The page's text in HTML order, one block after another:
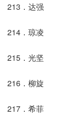
213．达强
214．琼凌
215．光坚
216．柳旋
217．希菲